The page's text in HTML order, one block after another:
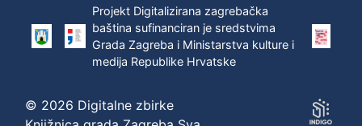
Projekt Digitalizirana zagrebačka
baština sufinanciran je sredstvima
Grada Zagreba i Ministarstva kulture i
medija Republike Hrvatske
© 2026 Digitalne zbirke